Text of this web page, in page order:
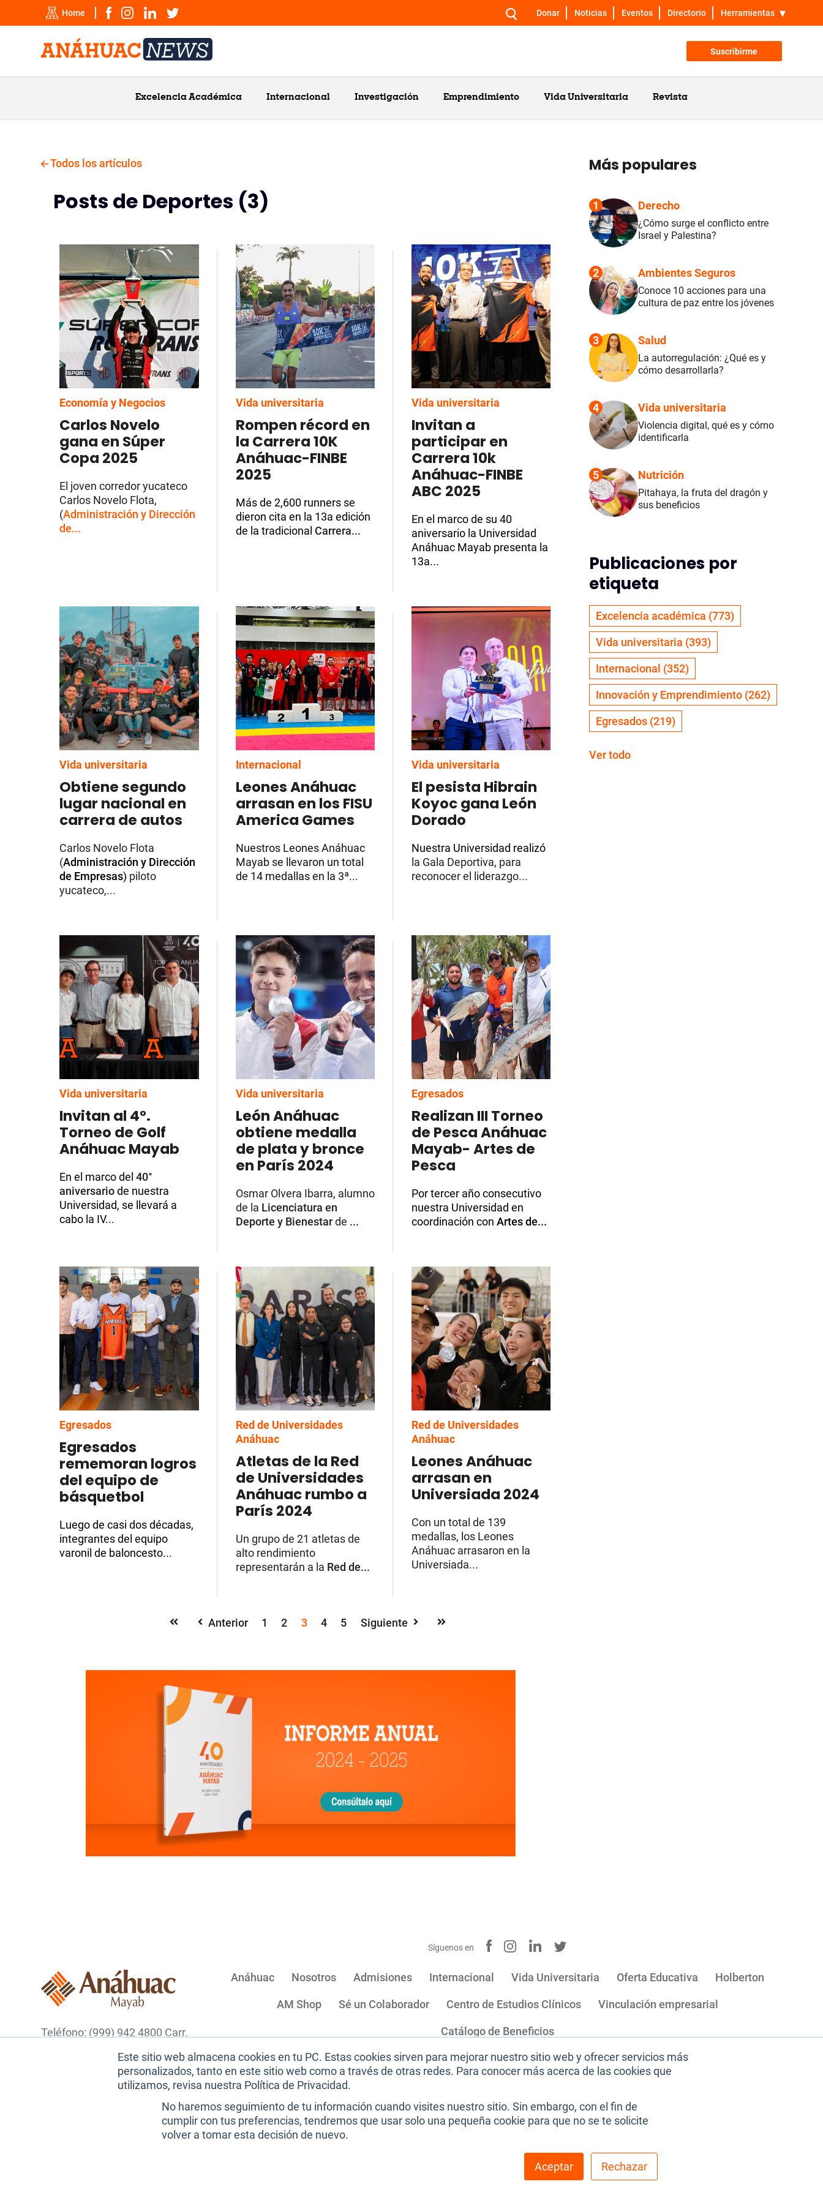
Este sitio web almacena cookies en tu PC. Estas cookies sirven para mejorar nuestro sitio web y ofrecer servicios más
personalizados, tanto en este sitio web como a través de otras redes. Para conocer más acerca de las cookies que
utilizamos, revisa nuestra Política de Privacidad.
No haremos seguimiento de tu información cuando visites nuestro sitio. Sin embargo, con el fin de
cumplir con tus preferencias, tendremos que usar solo una pequeña cookie para que no se te solicite
volver a tomar esta decisión de nuevo.
Aceptar Rechazar
Home Donar Noticias Eventos Directorio Herramientas
Suscribirme
Excelencia Académica Internacional Investigación Emprendimiento Vida Universitaria Revista
Todos los artículos
Posts de Deportes (3)
Economía y Negocios
Carlos Novelo
gana en Súper
Copa 2025
El joven corredor yucateco
Carlos Novelo Flota,
(Administración y Dirección
de...
Vida universitaria
Rompen récord en
la Carrera 10K
Anáhuac-FINBE
2025
Más de 2,600 runners se
dieron cita en la 13a edición
de la tradicional Carrera...
Vida universitaria
Invitan a
participar en
Carrera 10k
Anáhuac-FINBE
ABC 2025
En el marco de su 40
aniversario la Universidad
Anáhuac Mayab presenta la
13a...
Vida universitaria
Obtiene segundo
lugar nacional en
carrera de autos
Carlos Novelo Flota
(Administración y Dirección
de Empresas) piloto
yucateco,...
Internacional
Leones Anáhuac
arrasan en los FISU
America Games
Nuestros Leones Anáhuac
Mayab se llevaron un total
de 14 medallas en la 3ª...
Vida universitaria
El pesista Hibrain
Koyoc gana León
Dorado
Nuestra Universidad realizó
la Gala Deportiva, para
reconocer el liderazgo...
Vida universitaria
Invitan al 4°.
Torneo de Golf
Anáhuac Mayab
En el marco del40°
aniversariode nuestra
Universidad, se llevará a
cabo la IV...
Vida universitaria
León Anáhuac
obtiene medalla
de plata y bronce
en París 2024
Osmar Olvera Ibarra, alumno
de la Licenciatura en
Deporte y Bienestarde ...
Egresados
Realizan III Torneo
de Pesca Anáhuac
Mayab- Artes de
Pesca
Por tercer año consecutivo
nuestra Universidad en
coordinación con Artes de...
Egresados
Egresados
rememoran logros
del equipo de
básquetbol
Luego de casi dos décadas,
integrantes del equipo
varonil de baloncesto...
Red de Universidades
Anáhuac
Atletas de la Red
de Universidades
Anáhuac rumbo a
París 2024
Un grupo de 21 atletas de
alto rendimiento
representarán a la Red de...
Red de Universidades
Anáhuac
Leones Anáhuac
arrasan en
Universiada 2024
Con un total de 139
medallas, los Leones
Anáhuac arrasaron en la
Universiada...
Anterior 1 2 3 4 5 Siguiente
Más populares
1 Derecho
¿Cómo surge el conflicto entre
Israel y Palestina?
2 Ambientes Seguros
Conoce 10 acciones para una
cultura de paz entre los jóvenes
3 Salud
La autorregulación: ¿Qué es y
cómo desarrollarla?
4 Vida universitaria
Violencia digital, qué es y cómo
identificarla
5 Nutrición
Pitahaya, la fruta del dragón y
sus beneficios
Publicaciones por
etiqueta
Excelencia académica (773)
Vida universitaria (393)
Internacional (352)
Innovación y Emprendimiento (262)
Egresados (219)
Ver todo
Teléfono: (999) 942 4800 Carr.
96 Cordemex, CP. 97308,
Mérida, Yucatán, México.
Síguenos en
Anáhuac Nosotros Admisiones Internacional Vida Universitaria Oferta Educativa Holberton
AM Shop Sé un Colaborador Centro de Estudios Clínicos Vinculación empresarial
Catálogo de Beneficios
Miembro de:
Sitio institucional | Aviso de privacidad Términos y condiciones de uso